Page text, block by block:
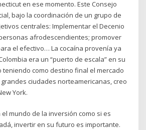
en ese momento. Este Consejo
bajo la coordinación de un grupo de
centrales: Implementar el Decenio
afrodescendientes; promover
el efectivo… La cocaína provenía ya
era un “puerto de escala” en su
teniendo como destino final el mercado
ciudades norteamericanas, creo
York.
mundo de la inversión como si es
invertir en su futuro es importante.